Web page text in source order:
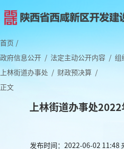
首页 /
政府信息公开 / 法定主动公开内容 / 组
上林街道办事处 / 财政预决算 /
正文
上林街道办事处
发布时间：2022-06-02 11:48